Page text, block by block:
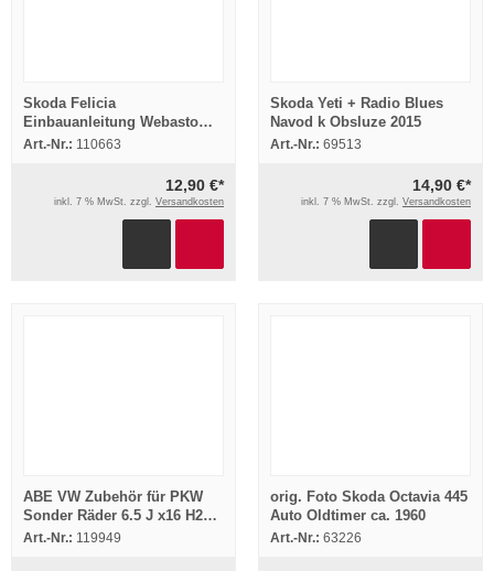
Skoda Felicia
Einbauanleitung Webasto
Thermo Top BW50 Heizung
Art.-Nr.: 110663
12,90 €*
inkl. 7 % MwSt. zzgl. Versandkosten
Skoda Yeti + Radio Blues
Navod k Obsluze 2015
Art.-Nr.: 69513
14,90 €*
inkl. 7 % MwSt. zzgl. Versandkosten
ABE VW Zubehör für PKW
Sonder Räder 6.5 J x16 H2
Typ VO202 Tiguan Sharan
Art.-Nr.: 119949
orig. Foto Skoda Octavia 445
Auto Oldtimer ca. 1960
Art.-Nr.: 63226